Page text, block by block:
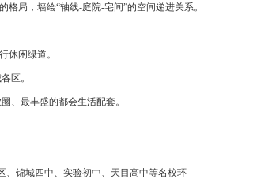
局，墙绘“轴线-庭院-宅间”的空间递进关系。
休闲绿道。
区。
、最丰盛的都会生活配套。
、锦城四中、实验初中、天目高中等名校环